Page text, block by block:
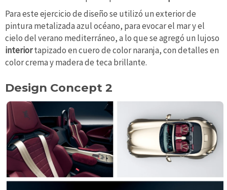
Para este ejercicio de diseño se utilizó un exterior de
pintura metalizada azul océano, para evocar el mar y el
cielo del verano mediterráneo, a lo que se agregó un lujoso
interiortapizado en cuero de color naranja, con detalles en
color crema y madera de teca brillante.
Design Concept 2